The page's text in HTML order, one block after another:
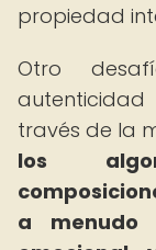
propiedad
Otro
través de la
los
a menudo